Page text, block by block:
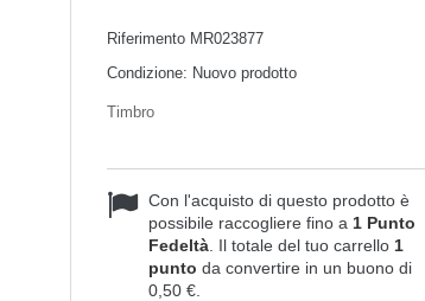
Riferimento MR023877
Condizione: Nuovo prodotto
Timbro
Con l'acquisto di questo prodotto è
possibile raccogliere fino a 1 Punto
Fedeltà . Il totale del tuo carrello 1
punto da convertire in un buono di
0,50 €